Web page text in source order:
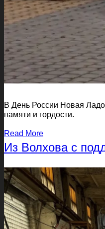
В День России Новая
памяти и гордости.
Read More
Из Волхова с